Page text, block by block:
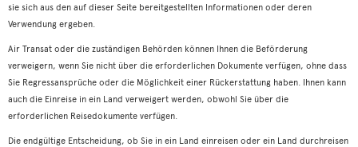
sie sich aus den auf dieser Seite bereitgestellten Informationen oder deren
Verwendung ergeben.
Air Transat oder die zuständigen Behörden können Ihnen die Beförderung
verweigern, wenn Sie nicht über die erforderlichen Dokumente verfügen, ohne dass
Sie Regressansprüche oder die Möglichkeit einer Rückerstattung haben. Ihnen kann
auch die Einreise in ein Land verweigert werden, obwohl Sie über die
erforderlichen Reisedokumente verfügen.
Die endgültige Entscheidung, ob Sie in ein Land einreisen oder ein Land durchreisen